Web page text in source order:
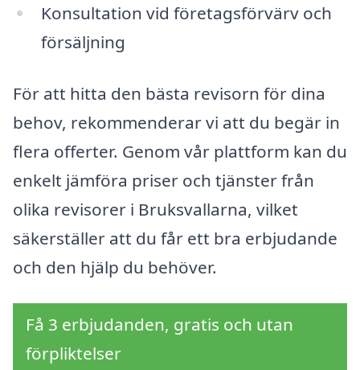
Konsultation vid företagsförvärv och
försäljning
För att hitta den bästa revisorn för dina
behov, rekommenderar vi att du begär in
flera offerter. Genom vår plattform kan du
enkelt jämföra priser och tjänster från
olika revisorer i Bruksvallarna, vilket
säkerställer att du får ett bra erbjudande
och den hjälp du behöver.
Få 3 erbjudanden, gratis och utan
förpliktelser